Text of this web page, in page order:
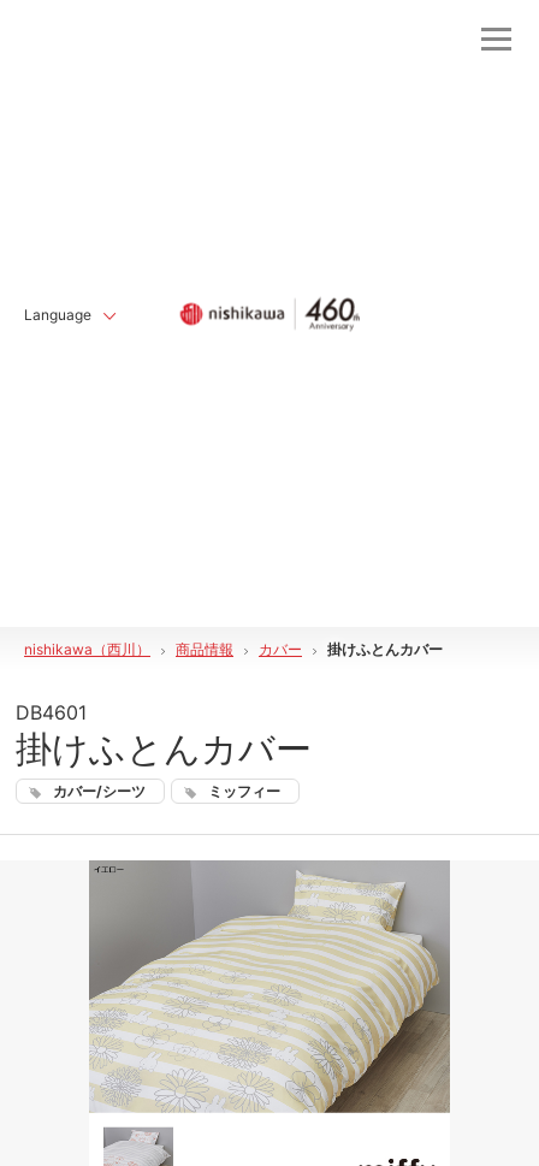
Language
nishikawa（西川） 商品情報 カバー 掛けふとんカバー
DB4601
掛けふとんカバー
カバー/シーツ ミッフィー